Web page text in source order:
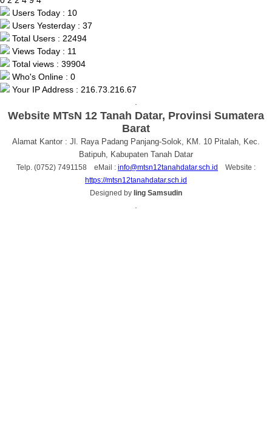
Users Today : 10
Users Yesterday : 37
Total Users : 22494
Views Today : 11
Total views : 39904
Who's Online : 0
Your IP Address : 216.73.216.67
Website MTsN 12 Tanah Datar, Provinsi Sumatera
Barat
Alamat Kantor : Jl. Raya Padang Panjang-Solok, KM. 10 Pitalah, Kec.
Batipuh, Kabupaten Tanah Datar
Telp. (0752) 7491158 eMail : info@mtsn12tanahdatar.sch.id
Website :
https://mtsn12tanahdatar.sch.id
Designed by Iing Samsudin